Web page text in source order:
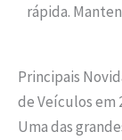
rápida.
Principais
de Veículos em
Uma das